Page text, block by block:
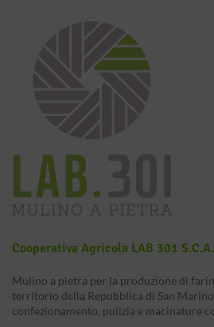
Cooperativa Agricola LAB 301
Mulino a pietra per la produzione di
territorio della Repubblica di San
confezionamento, pulizia e macinature